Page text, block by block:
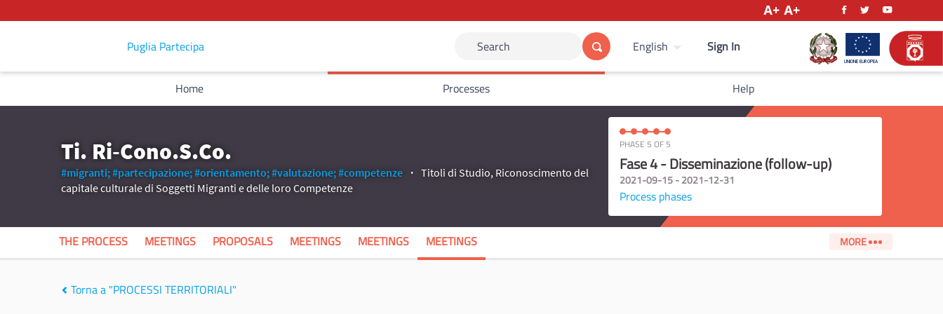
Puglia Partecipa Search English Sign In
Home Processes Help
Ti. Ri-Cono.S.Co.
#migranti;#partecipazione;#orientamento;#valutazione;#competenze
Titoli di Studio, Riconoscimento del
capitale culturale di Soggetti Migranti e delle loro Competenze
PHASE 5 OF 5
Fase 4 - Disseminazione (follow-up)
2021-09-15 - 2021-12-31
Process phases
THE PROCESS MEETINGS PROPOSALS MEETINGS MEETINGS MEETINGS MORE
Torna a "PROCESSI TERRITORIALI"